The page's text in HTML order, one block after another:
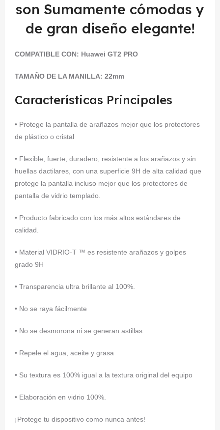
son Sumamente cómodas y
de gran diseño elegante!
COMPATIBLE CON: Huawei GT2 PRO
TAMAÑO DE LA MANILLA: 22mm
Características Principales
• Protege la pantalla de arañazos mejor que los protectores
de plástico o cristal
• Flexible, fuerte, duradero, resistente a los arañazos y sin
huellas dactilares, con una superficie 9H de alta calidad que
protege la pantalla incluso mejor que los protectores de
pantalla de vidrio templado.
• Producto fabricado con los más altos estándares de
calidad.
• Material VIDRIO-T ™ es resistente arañazos y golpes
grado 9H
• Transparencia ultra brillante al 100%.
• No se raya fácilmente
• No se desmorona ni se generan astillas
• Repele el agua, aceite y grasa
• Su textura es 100% igual a la textura original del equipo
• Elaboración en vidrio 100%.
¡Protege tu dispositivo como nunca antes!